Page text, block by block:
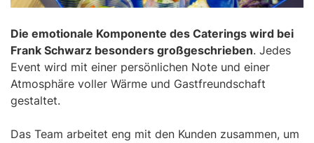
Die emotionale Komponente des Caterings wird bei
Frank Schwarz besonders großgeschrieben. Jedes
Event wird mit einer persönlichen Note und einer
Atmosphäre voller Wärme und Gastfreundschaft
gestaltet.
Das Team arbeitet eng mit den Kunden zusammen, um